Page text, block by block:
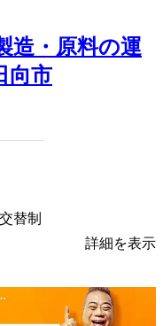
造・原料の運
向市
替制
詳細を表示